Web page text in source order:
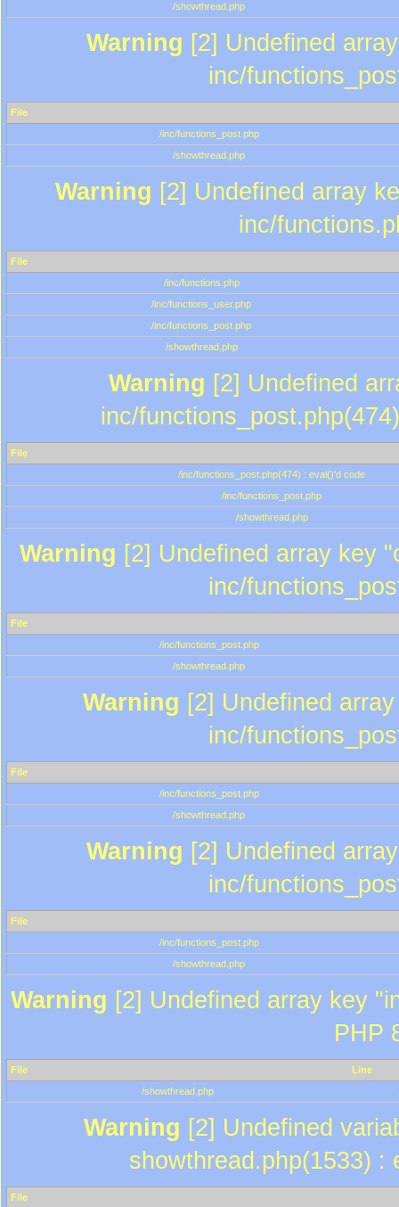
/showthread.php
Warning [2] Undefined
inc/
File
/inc/functions_post.php
/showthread.php
Warning [2] Undefined array
inc/
File
/inc/functions.php
/inc/functions_user.php
/inc/functions_post.php
/showthread.php
Warning [2] Undefined
inc/
File
/inc/functions_post.php(474) : eval()'d code
/inc/functions_post.php
/showthread.php
Warning [2] Undefined array key
inc/
File
/inc/functions_post.php
/showthread.php
Warning [2] Undefined
inc/
File
/inc/functions_post.php
/showthread.php
Warning [2] Undefined
inc/
File
/inc/functions_post.php
/showthread.php
Warning [2] Undefined array key
PHP
File
Line
/showthread.php
Warning [2] Undefined
showthread.php(1533) :
File